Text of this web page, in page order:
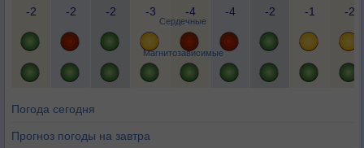
Сердечные
Магнитозависимые
-2 -2 -2 -3 -4 -4 -2 -1 -2
Погода сегодня
Прогноз погоды на завтра